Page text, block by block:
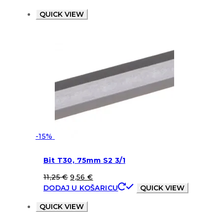
QUICK VIEW
-15%
Bit T30, 75mm S2 3/1
11,25€ 9,56€
DODAJ U KOŠARICU
QUICK VIEW
QUICK VIEW